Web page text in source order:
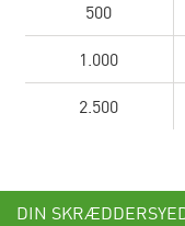
500
1.000
2.500
DIN